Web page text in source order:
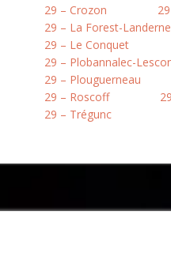
29 – Crozon
29 – La Forest-
29 – Le Conquet
29 – Plobannalec-
29 – Plouguerneau
29 – Roscoff
29 – Trégunc